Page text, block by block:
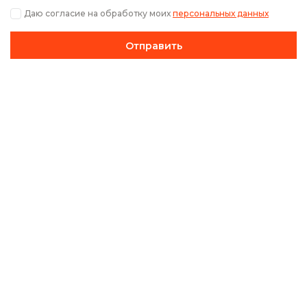
Даю согласие на обработку моих персональных данных